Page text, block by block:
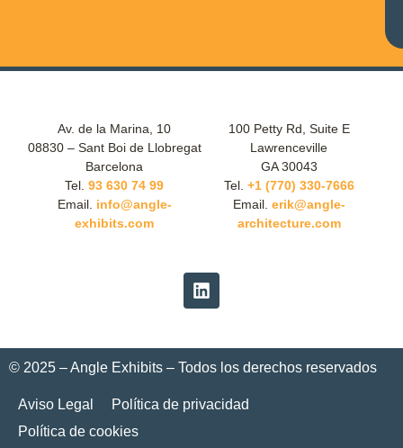
Av. de la Marina, 10
08830 – Sant Boi de Llobregat
Barcelona
Tel. 93 630 74 99
Email. info@angle-
exhibits.com
100 Petty Rd, Suite E
Lawrenceville
GA 30043
Tel. +1 (770) 330-7666
Email. erik@angle-
architecture.com
© 2025 – Angle Exhibits – Todos los derechos reservados
Aviso Legal
Política de privacidad
Política de cookies